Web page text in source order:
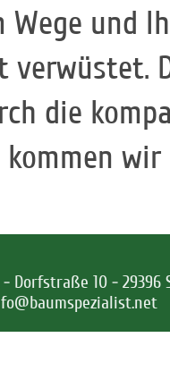
Wege und
verwüstet.
die
10 - 29396